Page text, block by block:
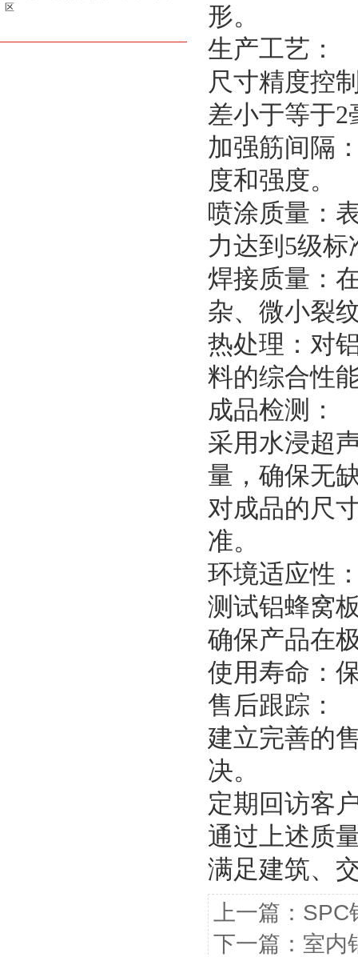
形。
生产工艺：
尺寸精度控
差小于等于
加强筋间隔
度和强度。
喷涂质量：
力达到5级标
焊接质量：
杂、微小裂
热处理：对
料的综合性
成品检测：
采用水浸超
量，确保无
对成品的尺
准。
环境适应性
测试铝蜂窝
确保产品在
使用寿命：
售后跟踪：
建立完善的
决。
定期回访客
通过上述质
满足建筑、
上一篇： SPC
下一篇： 室内
区